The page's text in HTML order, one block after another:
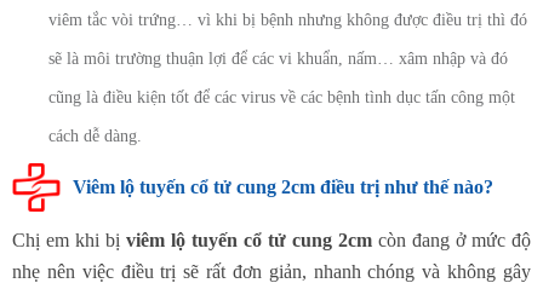
viêm tắc vòi trứng… vì khi bị bệnh nhưng không được điều trị thì đó
sẽ là môi trường thuận lợi để các vi khuẩn, nấm… xâm nhập và đó
cũng là điều kiện tốt để các virus về các bệnh tình dục tấn công một
cách dễ dàng.
Viêm lộ tuyến cổ tử cung 2cm điều trị như thế nào?
Chị em khi bị viêm lộ tuyến cổ tử cung 2cm còn đang ở mức độ
nhẹ nên việc điều trị sẽ rất đơn giản, nhanh chóng và không gây